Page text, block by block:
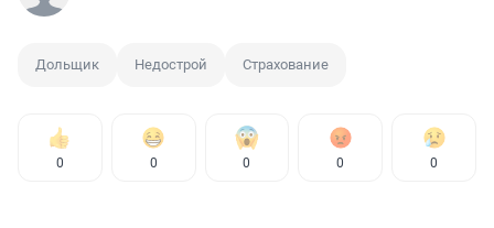
Дольщик Недострой Страхование
0 0 0 0 0